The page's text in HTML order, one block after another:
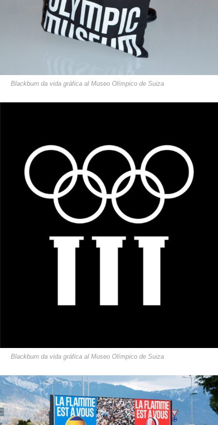
Blackburn da vida gráfica al Museo Olímpico de Suiza
Blackburn da vida gráfica al Museo Olímpico de Suiza